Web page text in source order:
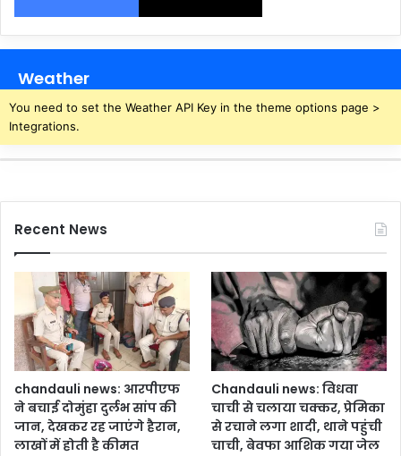
Weather
You need to set the Weather API Key in the theme options page >
Integrations.
Recent News
chandauli news: आरपीएफ
ने बचाई दोमुंहा दुर्लभ सांप की
जान, देखकर रह जाएंगे हैरान,
लाखों में होती है कीमत
Chandauli news: विधवा
चाची से चलाया चक्कर, प्रेमिका
से रचाने लगा शादी, थाने पहुंची
चाची, बेवफा आशिक गया जेल